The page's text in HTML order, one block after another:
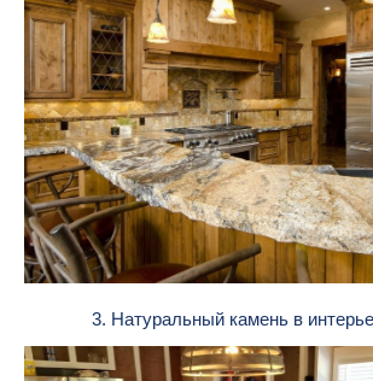
3. Натуральный камень в